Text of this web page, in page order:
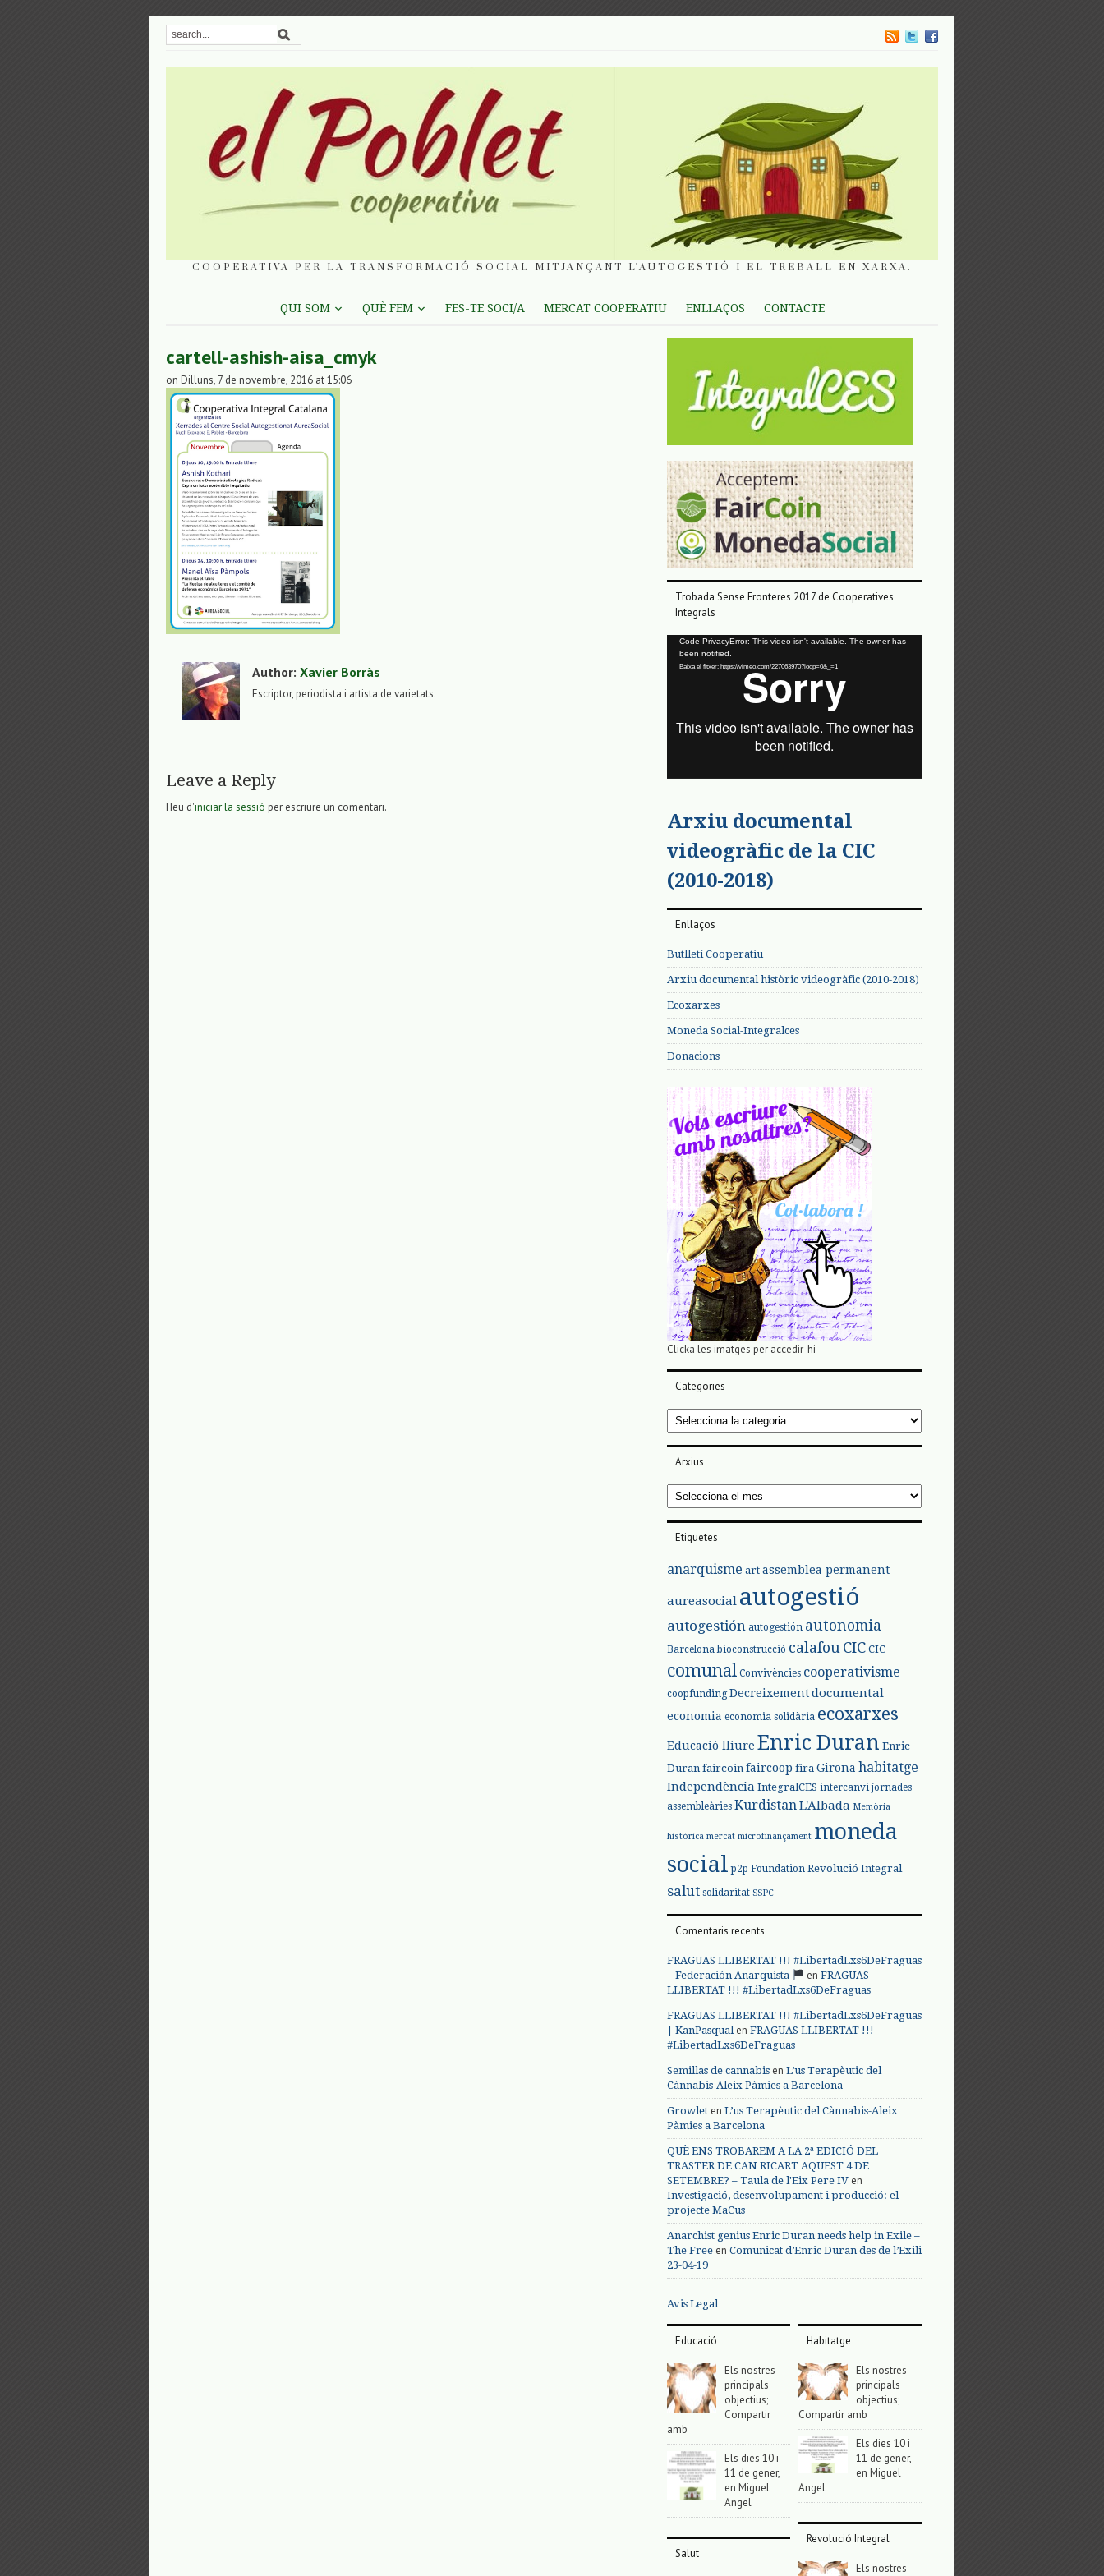
COOPERATIVA PER LA TRANSFORMACIÓ SOCIAL MITJANÇANT L'AUTOGESTIÓ I EL TREBALL EN XARXA.
QUI SOM QUÈ FEM FES-TE SOCI/A MERCAT COOPERATIU ENLLAÇOS CONTACTE
cartell-ashish-aisa_cmyk
on Dilluns, 7 de novembre, 2016 at 15:06
Author: Xavier Borràs
Escriptor, periodista i artista de varietats.
Leave a Reply
Heu d'iniciar la sessió per escriure un comentari.
Trobada Sense Fronteres 2017 de Cooperatives
Integrals
Reproductor
vídeo
Code PrivacyError: This video isn't available. The owner has
been notified.
Baixa el fitxer: https://vimeo.com/227063970?loop=0&_=1
Arxiu documental
videogràfic de la CIC
(2010-2018)
Enllaços
Butlletí Cooperatiu
Arxiu documental històric videogràfic (2010-2018)
Ecoxarxes
Moneda Social-Integralces
Donacions
Clicka les imatges per accedir-hi
Categories
Categories
Arxius
Arxius
Etiquetes
anarquisme art assemblea permanent
aureasocial autogestió
autogestión autogestión autonomia
Barcelona bioconstrucció calafou CIC CIC
comunal Convivències cooperativisme
coopfunding Decreixementdocumental
economia economia solidària ecoxarxes
Educació lliure Enric Duran Enric
Duran faircoin faircoop fira Girona habitatge
Independència IntegralCES intercanvi jornades
assembleàries Kurdistan L'Albada Memòria
històrica mercat microfinançament moneda
social p2p Foundation Revolució Integral
salut solidaritat SSPC
Comentaris recents
FRAGUAS LLIBERTAT !!! #LibertadLxs6DeFraguas
– Federación Anarquista
en FRAGUAS
LLIBERTAT !!! #LibertadLxs6DeFraguas
FRAGUAS LLIBERTAT !!! #LibertadLxs6DeFraguas
| KanPasqualen FRAGUAS LLIBERTAT !!!
#LibertadLxs6DeFraguas
Semillas de cannabis en L’us Terapèutic del
Cànnabis-Aleix Pàmies a Barcelona
Growlet en L’us Terapèutic del Cànnabis-Aleix
Pàmies a Barcelona
QUÈ ENS TROBAREM A LA 2ª EDICIÓ DEL
TRASTER DE CAN RICART AQUEST 4 DE
SETEMBRE? – Taula de l'Eix Pere IV en
Investigació, desenvolupament i producció: el
projecte MaCus
Anarchist genius Enric Duran needs help in Exile –
The Free en Comunicat d’Enric Duran des de l’Exili
23-04-19
Avis Legal
Educació
Els nostres
principals
objectius;
Compartir
amb
Els dies 10 i
11 de gener,
en Miguel
Angel
Salut
Habitatge
Els nostres
principals
objectius;
Compartir amb
Els dies 10 i
11 de gener,
en Miguel
Angel
Revolució Integral
Els nostres